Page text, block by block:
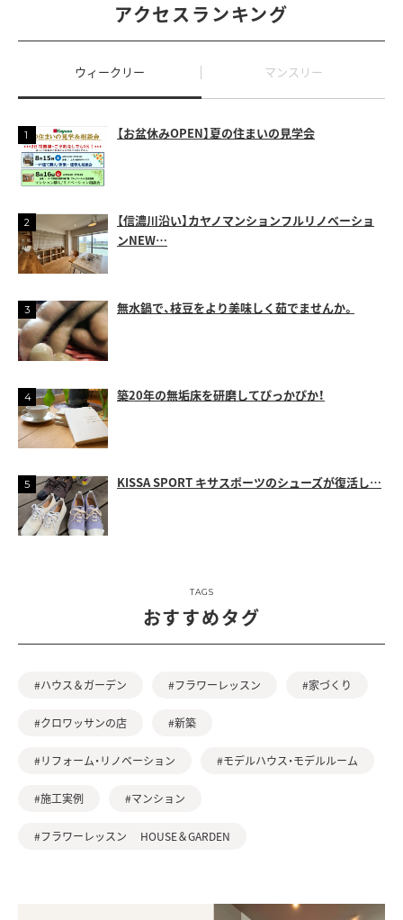
アクセスランキング
ウィークリー マンスリー
【お盆休みOPEN】夏の住まいの見学会
【信濃川沿い】カヤノマンションフルリノベーショ
ンNEW…
無水鍋で、枝豆をより美味しく茹でませんか。
築20年の無垢床を研磨してぴっかぴか！
KISSA SPORT キサスポーツのシューズが復活し…
TAGS
おすすめタグ
#ハウス＆ガーデン #フラワーレッスン #家づくり
#クロワッサンの店 #新築
#リフォーム・リノベーション #モデルハウス・モデルルーム
#施工実例 #マンション
#フラワーレッスン HOUSE＆GARDEN